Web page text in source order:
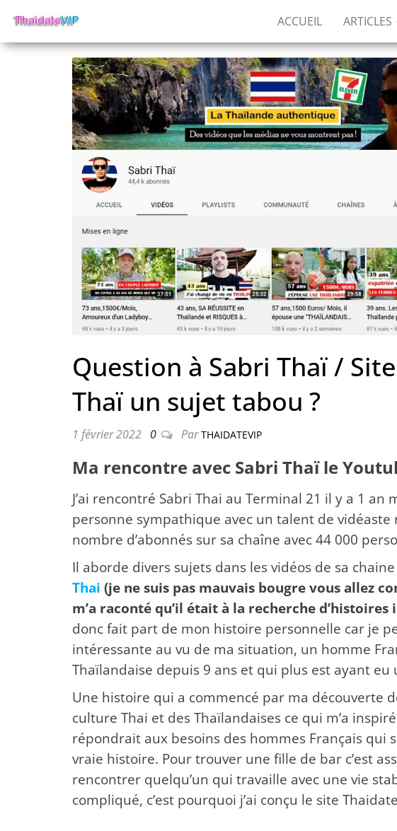
ACCUEIL ARTICLES
Question à Sabri Thaï /
Thaï un sujet tabou ?
1 février 2022 0 ParTHAIDATEVIP
Ma rencontre avec Sabri Thaï le
J’ai rencontré Sabri Thai au Terminal 21 il y a 1 an
personne sympathique avec un talent de vidéaste
nombre d’abonnés sur sa chaîne avec 44 000
Il aborde divers sujets dans les vidéos de sa
Thai (je ne suis pas mauvais bougre vous allez
m’a raconté qu’il était à la recherche d’histoires
donc fait part de mon histoire personnelle car je
intéressante au vu de ma situation, un homme
Thaïlandaise depuis 9 ans et qui plus est ayant
Une histoire qui a commencé par ma découverte
culture Thai et des Thaïlandaises ce qui m’a
répondrait aux besoins des hommes Français qui
vraie histoire. Pour trouver une fille de bar c’est
rencontrer quelqu’un qui travaille avec une vie
compliqué, c’est pourquoi j’ai conçu le site